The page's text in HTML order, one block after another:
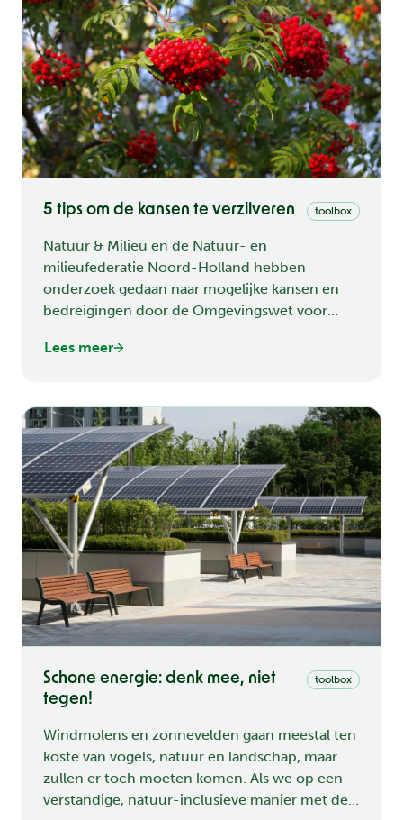
toolbox
5 tips om de kansen te verzilveren
Natuur & Milieu en de Natuur- en
milieufederatie Noord-Holland hebben
onderzoek gedaan naar mogelijke kansen en
bedreigingen door de Omgevingswet voor
onderzoekers, Marga Robesin en Lex Lohman,
gemeente. Vijf...
Lees meer
toolbox
Schone energie: denk mee, niet
tegen!
Windmolens en zonnevelden gaan meestal ten
koste van vogels, natuur en landschap, maar
zullen er toch moeten komen. Als we op een
verstandige, natuur-inclusieve manier met de